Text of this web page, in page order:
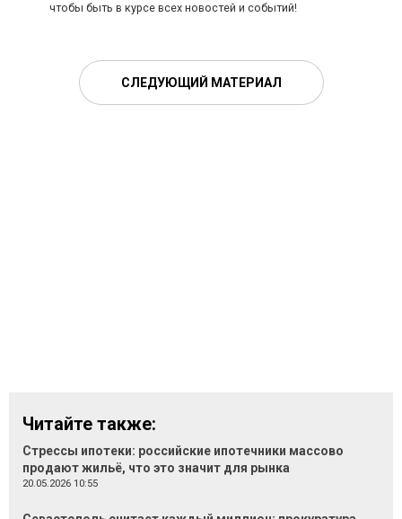
чтобы быть в курсе всех новостей и событий!
СЛЕДУЮЩИЙ МАТЕРИАЛ
Читайте также:
Стрессы ипотеки: российские ипотечники массово
продают жильё, что это значит для рынка
20.05.2026 10:55